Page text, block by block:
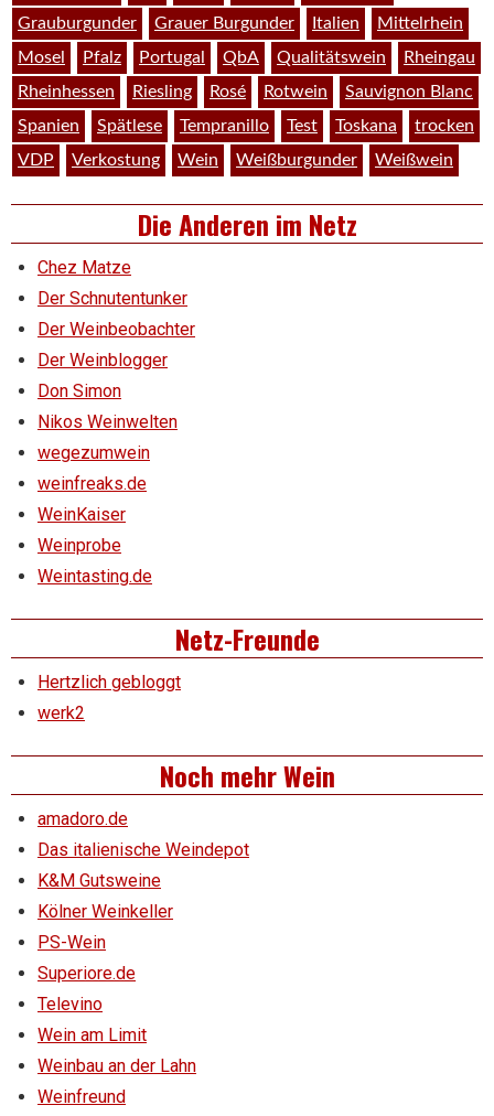
Grauburgunder
Grauer Burgunder Italien
Mittelrhein
Mosel
Pfalz Portugal QbA Qualitätswein
Rheingau
Rheinhessen
Riesling Rosé Rotwein
Sauvignon Blanc
Spanien
Spätlese Tempranillo Test Toskana
trocken
VDP
Verkostung Wein Weißburgunder Weißwein
Die Anderen im Netz
Chez Matze
Der Schnutentunker
Der Weinbeobachter
Der Weinblogger
Don Simon
Nikos Weinwelten
wegezumwein
weinfreaks.de
WeinKaiser
Weinprobe
Weintasting.de
Netz-Freunde
Hertzlich gebloggt
werk2
Noch mehr Wein
amadoro.de
Das italienische Weindepot
K&M Gutsweine
Kölner Weinkeller
PS-Wein
Superiore.de
Televino
Wein am Limit
Weinbau an der Lahn
Weinfreund